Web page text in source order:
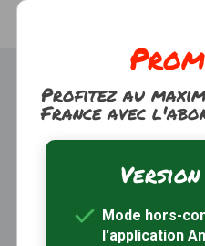
Trouver une
Inscription
Profitez au
France avec
Mode hors-
l'application